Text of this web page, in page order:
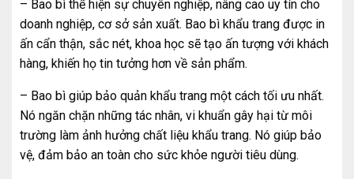
– Bao bì thể hiện sự chuyên nghiệp, nâng cao uy tín cho
doanh nghiệp, cơ sở sản xuất. Bao bì khẩu trang được in
ấn cẩn thận, sắc nét, khoa học sẽ tạo ấn tượng với khách
hàng, khiến họ tin tưởng hơn về sản phẩm.
– Bao bì giúp bảo quản khẩu trang một cách tối ưu nhất.
Nó ngăn chặn những tác nhân, vi khuẩn gây hại từ môi
trường làm ảnh hưởng chất liệu khẩu trang. Nó giúp bảo
vệ, đảm bảo an toàn cho sức khỏe người tiêu dùng.